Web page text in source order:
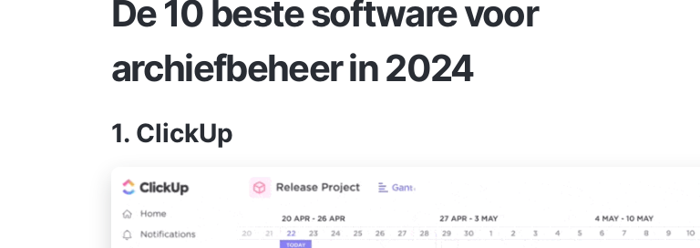
De 10 beste software voor
archiefbeheer in 2024
1. ClickUp